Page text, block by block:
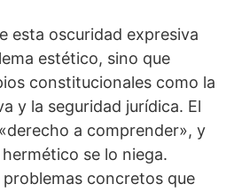
esta oscuridad expresiva
estético, sino que
constitucionales como la
y la seguridad jurídica. El
a comprender», y
se lo niega.
concretos que